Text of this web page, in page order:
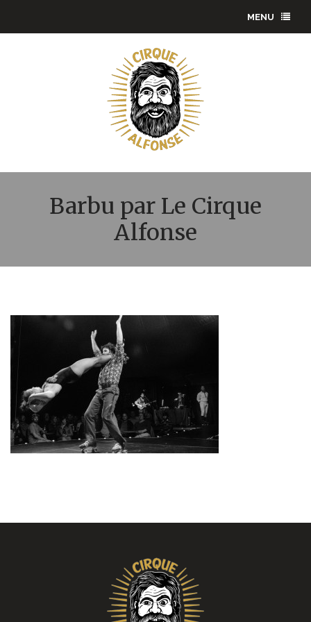
MENU
Barbu par Le Cirque
Alfonse